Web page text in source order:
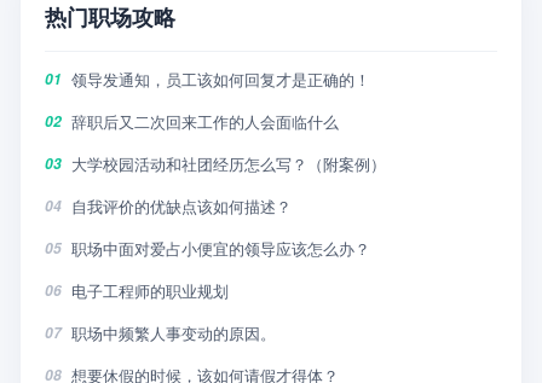
热门职场攻略
01 领导发通知，员工该如何回复才是正确的！
02 辞职后又二次回来工作的人会面临什么
03 大学校园活动和社团经历怎么写？（附案例）
04 自我评价的优缺点该如何描述？
05 职场中面对爱占小便宜的领导应该怎么办？
06 电子工程师的职业规划
07 职场中频繁人事变动的原因。
08 想要休假的时候，该如何请假才得体？